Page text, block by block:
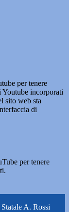
per tenere
Youtube incorporati
sito web sta
di
per tenere
A. Rossi